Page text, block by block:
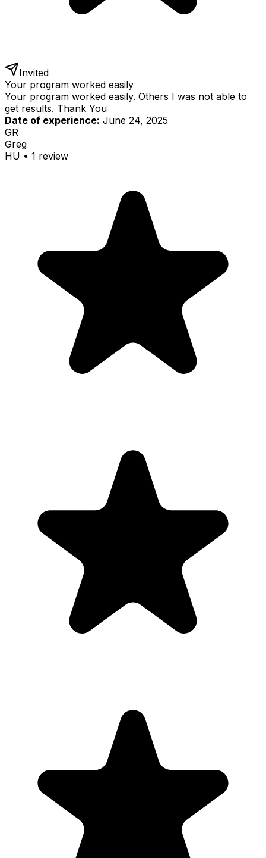
Invited
Your program worked easily
Your program worked easily. Others I was not able to
get results. Thank You
Date of experience: June 24, 2025
GR
Greg
HU • 1 review